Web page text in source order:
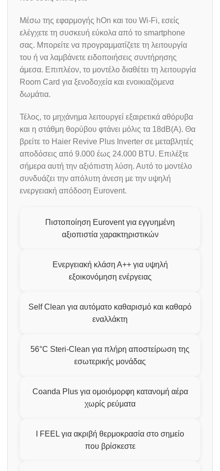
Μέσω της εφαρμογής hOn και του Wi-Fi, εσείς
ελέγχετε τη συσκευή εύκολα από το smartphone
σας. Μπορείτε να προγραμματίζετε τη λειτουργία
του ή να λαμβάνετε ειδοποιήσεις συντήρησης
άμεσα. Επιπλέον, το μοντέλο διαθέτει τη λειτουργία
Room Card για ξενοδοχεία και ενοικιαζόμενα
δωμάτια.
Τέλος, το μηχάνημα λειτουργεί εξαιρετικά αθόρυβα
και η στάθμη θορύβου φτάνει μόλις τα 18dB(A). Θα
βρείτε το Haier Revive Plus Inverter σε μεταβλητές
αποδόσεις από 9.000 έως 24.000 BTU. Επιλέξτε
σήμερα αυτή την αξιόπιστη λύση. Αυτό το μοντέλο
συνδυάζει την απόλυτη άνεση με την υψηλή
ενεργειακή απόδοση Eurovent.
Πιστοποίηση Eurovent για εγγυημένη
αξιοπιστία χαρακτηριστικών
Ενεργειακή κλάση Α++ για υψηλή
εξοικονόμηση ενέργειας
Self Clean για αυτόματο καθαρισμό και καθαρό
εναλλάκτη
56°C Steri-Clean για πλήρη αποστείρωση της
εσωτερικής μονάδας
Coanda Plus για ομοιόμορφη κατανομή αέρα
χωρίς ρεύματα
I FEEL για ακριβή θερμοκρασία στο σημείο
που βρίσκεστε